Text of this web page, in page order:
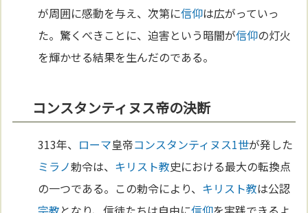
が周囲に感動を与え、次第に信仰は広がっていっ
た。驚くべきことに、迫害という暗闇が信仰の灯火
を輝かせる結果を生んだのである。
コンスタンティヌス帝の決断
313年、 ローマ皇帝コンスタンティヌス1世が発した
ミラノ勅令は、 キリスト教史における最大の転換点
の一つである。この勅令により、 キリスト教は公認